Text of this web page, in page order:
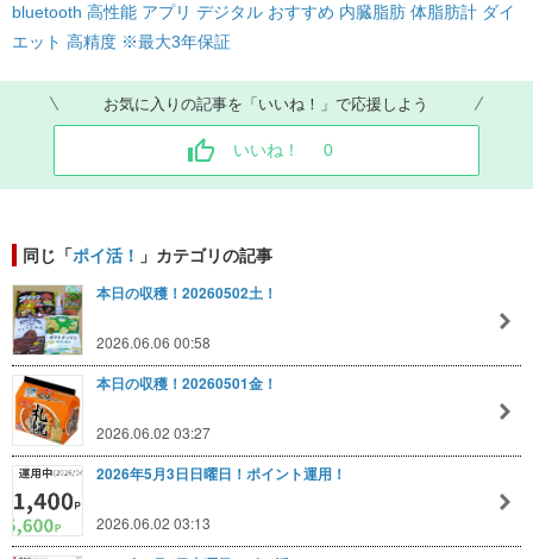
bluetooth 高性能 アプリ デジタル おすすめ 内臓脂肪 体脂肪計 ダイ
エット 高精度 ※最大3年保証
お気に入りの記事を「いいね！」で応援しよう
いいね！ 0
同じ「ポイ活！ 」カテゴリの記事
本日の収穫！20260502土！
2026.06.06 00:58
本日の収穫！20260501金！
2026.06.02 03:27
2026年5月3日日曜日！ポイント運用！
2026.06.02 03:13